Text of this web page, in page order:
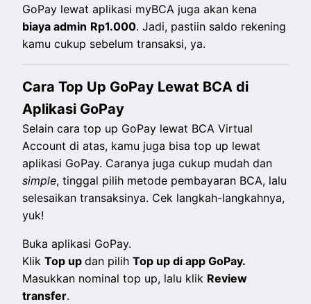
GoPay lewat aplikasi myBCA juga akan kena
biaya admin Rp1.000. Jadi, pastiin saldo rekening
kamu cukup sebelum transaksi, ya.
Cara Top Up GoPay Lewat BCA di
Aplikasi GoPay
Selain cara top up GoPay lewat BCA Virtual
Account di atas, kamu juga bisa top up lewat
aplikasi GoPay. Caranya juga cukup mudah dan
simple, tinggal pilih metode pembayaran BCA, lalu
selesaikan transaksinya. Cek langkah-langkahnya,
yuk!
Buka aplikasi GoPay.
KlikTop updan pilihTop up di app GoPay.
Masukkan nominal top up, lalu klik Review
transfer.